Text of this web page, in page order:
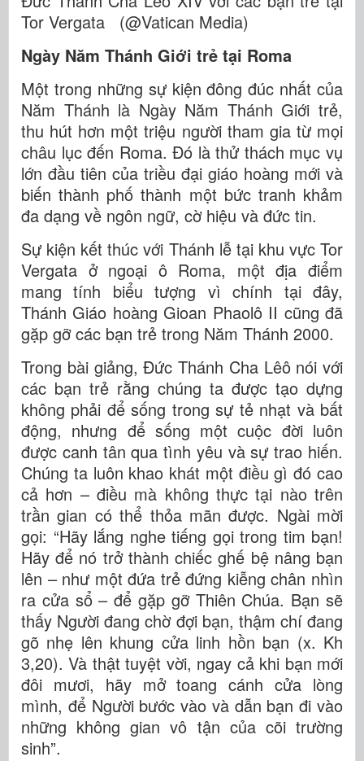
Tor Vergata (@Vatican Media)
Ngày Năm Thánh Giới trẻ tại Roma
Một trong những sự kiện đông đúc nhất của
Năm Thánh là Ngày Năm Thánh Giới trẻ,
thu hút hơn một triệu người tham gia từ mọi
châu lục đến Roma. Đó là thử thách mục vụ
lớn đầu tiên của triều đại giáo hoàng mới và
biến thành phố thành một bức tranh khảm
đa dạng về ngôn ngữ, cờ hiệu và đức tin.
Sự kiện kết thúc với Thánh lễ tại khu vực Tor
Vergata ở ngoại ô Roma, một địa điểm
mang tính biểu tượng vì chính tại đây,
Thánh Giáo hoàng Gioan Phaolô II cũng đã
gặp gỡ các bạn trẻ trong Năm Thánh 2000.
Trong bài giảng, Đức Thánh Cha Lêô nói với
các bạn trẻ rằng chúng ta được tạo dựng
không phải để sống trong sự tẻ nhạt và bất
động, nhưng để sống một cuộc đời luôn
được canh tân qua tình yêu và sự trao hiến.
Chúng ta luôn khao khát một điều gì đó cao
cả hơn – điều mà không thực tại nào trên
trần gian có thể thỏa mãn được. Ngài mời
gọi: “Hãy lắng nghe tiếng gọi trong tim bạn!
Hãy để nó trở thành chiếc ghế bệ nâng bạn
lên – như một đứa trẻ đứng kiễng chân nhìn
ra cửa sổ – để gặp gỡ Thiên Chúa. Bạn sẽ
thấy Người đang chờ đợi bạn, thậm chí đang
gõ nhẹ lên khung cửa linh hồn bạn (x. Kh
3,20). Và thật tuyệt vời, ngay cả khi bạn mới
đôi mươi, hãy mở toang cánh cửa lòng
mình, để Người bước vào và dẫn bạn đi vào
những không gian vô tận của cõi trường
sinh”.